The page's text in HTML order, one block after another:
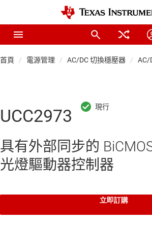
首頁 電源管理 AC/DC 切換穩壓器 AC/
UCC2973
具有外部同步的
光燈驅動器控制器
立即訂購